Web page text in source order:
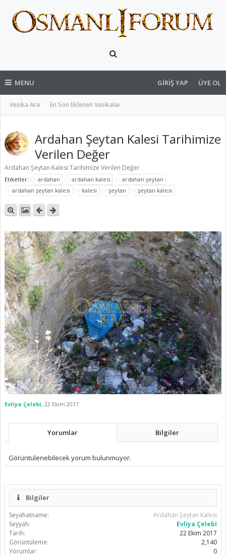
MENU
Vesika Ara En Son Eklenen Vesikalar
GIRIŞ YAP ÜYE OL
Ardahan Şeytan Kalesi Tarihimize
Verilen Değer
Ardahan Şeytan Kalesi Tarihimize Verilen Değer
Etiketler: ardahan ardahan kalesi
ardahan şeytan
ardahan şeytan kalesi
kalesi şeytan şeytan kalesi
Evliya Çelebi, 22 Ekim 2017
Yorumlar Bilgiler
Görüntülenebilecek yorum bulunmuyor.
Bilgiler
Seyahatname:
Ardahan Şeytan Kalesi
Seyyah:
Evliya Çelebi
Tarih:
22 Ekim 2017
Görüntüleme:
2,140
Yorumlar:
0